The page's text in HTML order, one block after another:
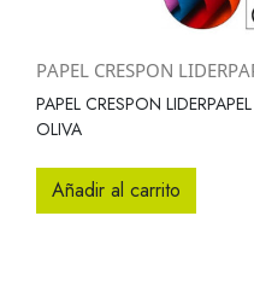
PAPEL CRESPON
PAPEL CRESPON
OLIVA
Añadir al carrito